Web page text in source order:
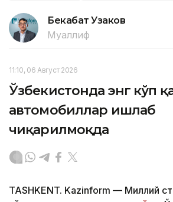
Бекабат Узаков
Муаллиф
11:10, 06 Август 2026
Ўзбекистонда энг кўп
автомобиллар ишлаб
чиқарилмоқда
TASHKENT. Kazinform — Миллий